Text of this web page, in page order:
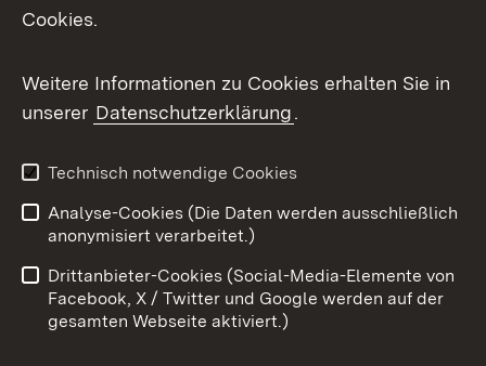
X / Twitter
Youtube
Impressum
Kontakt
Barrierefreiheit
Datenschutz
Cookies
Cookies.
Weitere Informationen zu Cookies erhalten Sie in
unserer Datenschutzerklärung.
Technisch notwendige Cookies
Analyse-Cookies (Die Daten werden ausschließlich
anonymisiert verarbeitet.)
Drittanbieter-Cookies (Social-Media-Elemente von
Facebook, X / Twitter und Google werden auf der
gesamten Webseite aktiviert.)